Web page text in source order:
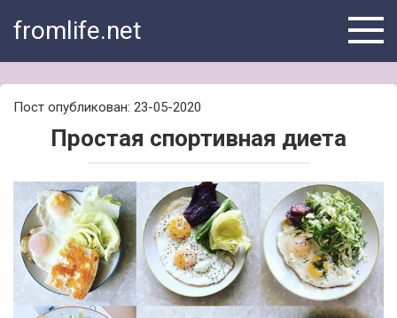
fromlife.net
Пост опубликован: 23-05-2020
Простая спортивная диета